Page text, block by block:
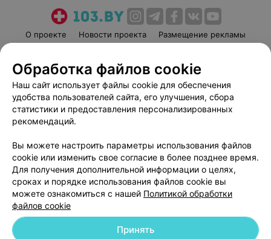
О проекте Новости проекта
Размещение рекламы
Пользовательское соглашение
Способы оплаты
Вакансии
Партнеры
Написать руководителю 103.by
Обработка персональных данных
© 2026 ООО «Артокс Лаб», УНП 191700409 | 220012, Республика Беларусь,
Обработка файлов cookie
Наш сайт использует файлы cookie для обеспечения
удобства пользователей сайта, его улучшения, сбора
статистики и предоставления персонализированных
рекомендаций.
Вы можете настроить параметры использования файлов
cookie или изменить свое согласие в более позднее время.
Для получения дополнительной информации о целях,
сроках и порядке использования файлов cookie вы
можете ознакомиться с нашей Политикой обработки
файлов cookie
Принять